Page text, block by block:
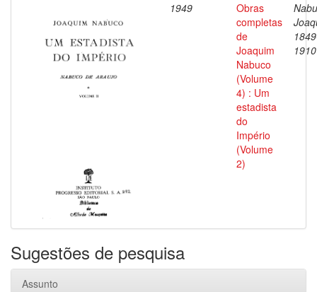
1949
Obras
completas
de
Joaquim
Nabuco
(Volume
4) : Um
estadista
do
Império
(Volume
2)
1910
Sugestões de pesquisa
Assunto